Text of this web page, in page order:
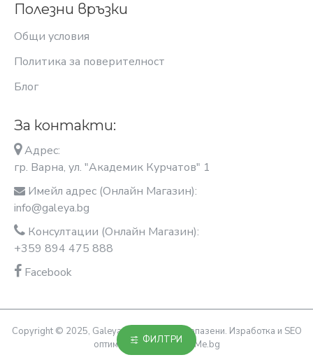
Полезни връзки
Общи условия
Политика за поверителност
Блог
За контакти:
Адрес:
гр. Варна, ул. "Академик Курчатов" 1
Имейл адрес (Онлайн Магазин):
info@galeya.bg
Консултации (Онлайн Магазин):
+359 894 475 888
Facebook
Copyright © 2025, Galeya, Всички права запазени. Изработка и SEO
оптимизация OptimiziraiMe.bg
ФИЛТРИ